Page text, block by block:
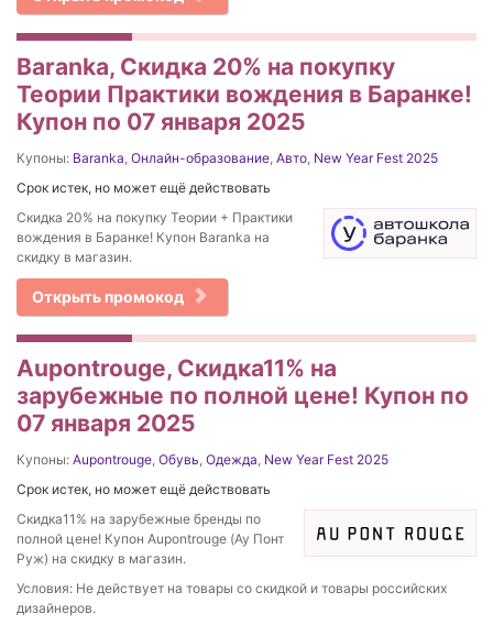
Baranka, Скидка 20% на покупку
Теории Практики вождения в Баранке!
Купон по 07 января 2025
Купоны: Baranka, Онлайн-образование, Авто, New Year Fest 2025
Срок истек, но может ещё действовать
Скидка 20% на покупку Теории + Практики
вождения в Баранке! Купон Baranka на
скидку в магазин.
Открыть промокод
Aupontrouge, Скидка11% на
зарубежные по полной цене! Купон по
07 января 2025
Купоны: Aupontrouge, Обувь, Одежда, New Year Fest 2025
Срок истек, но может ещё действовать
Скидка11% на зарубежные бренды по
полной цене! Купон Aupontrouge (Ау Понт
Руж) на скидку в магазин.
Условия: Не действует на товары со скидкой и товары российских
дизайнеров.